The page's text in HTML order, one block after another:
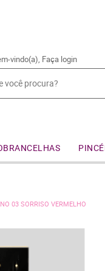
vindo(a), Faça login
03 SORRISO VERMELHO